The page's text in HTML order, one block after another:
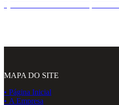
MAPA DO SITE
• Página Inicial
• A Empresa